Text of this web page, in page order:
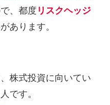
、都度 リスクヘッジ
あります。
株式投資に向いてい
です。